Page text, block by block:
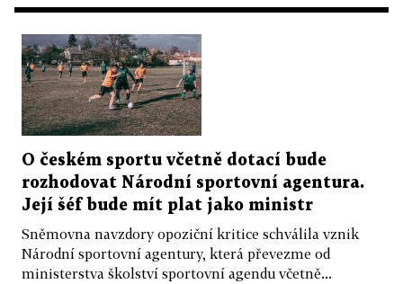
O českém sportu včetně dotací bude
rozhodovat Národní sportovní agentura.
Její šéf bude mít plat jako ministr
Sněmovna navzdory opoziční kritice schválila vznik
Národní sportovní agentury, která převezme od
ministerstva školství sportovní agendu včetně...